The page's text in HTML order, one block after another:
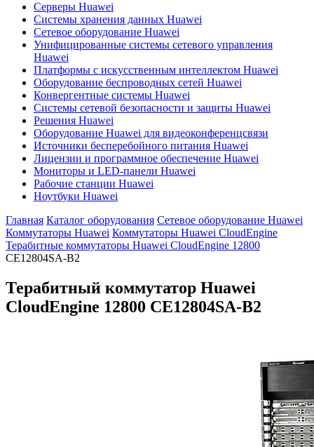
Серверы Huawei
Системы хранения данных Huawei
Сетевое оборудование Huawei
Унифицированные системы сетевого управления
Huawei
Платформы с искусственным интеллектом Huawei
Оборудование беспроводных сетей Huawei
Конвергентные системы Huawei
Системы сетевой безопасности и защиты Huawei
Решения Huawei
Оборудование Huawei для видеоконференцсвязи
Источники бесперебойного питания Huawei
Лицензии и программное обеспечение Huawei
Мониторы и LED-панели Huawei
Рабочие станции Huawei
Ноутбуки Huawei
Главная Каталог оборудования Сетевое оборудование Huawei
Коммутаторы Huawei Коммутаторы Huawei CloudEngine
Терабитные коммутаторы Huawei CloudEngine 12800
CE12804SA-B2
Терабитный коммутатор Huawei
CloudEngine 12800 CE12804SA-B2